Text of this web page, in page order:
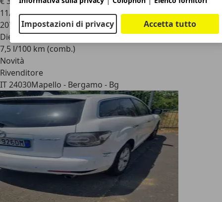
11/2012
207.000 km
Diesel
7,5 l/100 km (comb.)
Novità
Rivenditore
IT 24030Mapello - Bergamo - Bg
Impostazioni di privacy Accetta tutto